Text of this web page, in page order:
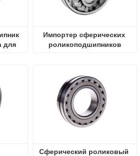
для
Импортер сферических
роликоподшипников
Сферический роликовый